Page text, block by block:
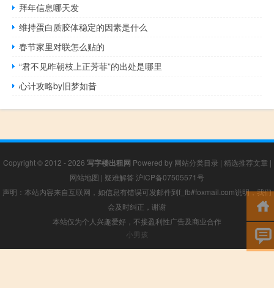
拜年信息哪天发
维持蛋白质胶体稳定的因素是什么
春节家里对联怎么贴的
“君不见昨朝枝上正芳菲”的出处是哪里
心计攻略by旧梦如昔
Copyright © 2012 - 2026 写字楼出租网 Powered by 网站分类目录 | 精选推荐文章 |
网站地图 | 疑难解答 沪ICP备07505571号
声明：本站内容来自互联网，如信息有错误可发邮件到f_fb#foxmail.com说明，我们
会及时纠正，谢谢
本站仅为个人兴趣爱好，不接盈利性广告及商业合作
小男孩